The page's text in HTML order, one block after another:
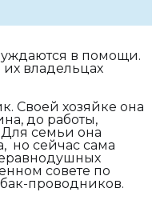
в помощи.
владельцах
Своей хозяйке она
до работы,
Для семьи она
но сейчас сама
совете по
проводников.